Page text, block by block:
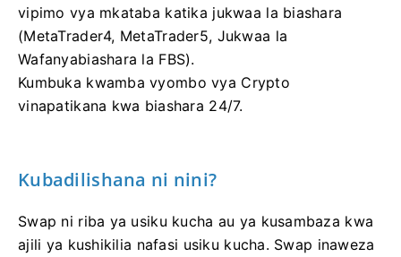
vipimo vya mkataba katika jukwaa la biashara
(MetaTrader4, MetaTrader5, Jukwaa la
Wafanyabiashara la FBS).
Kumbuka kwamba vyombo vya Crypto
vinapatikana kwa biashara 24/7.
Kubadilishana ni nini?
Swap ni riba ya usiku kucha au ya kusambaza kwa
ajili ya kushikilia nafasi usiku kucha. Swap inaweza